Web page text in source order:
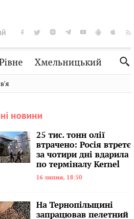
Хмельницький
Словко
Спорт
Нерухомість Домашні тварини
новини
25 тис. тонн олії
втрачено: Росія втретє
за чотири дні вдарила
по терміналу Kernel
16 липня, 18:50
На Тернопільщині
запрацював пелетний